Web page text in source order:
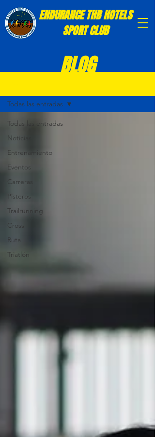
ENDURANCE THB HOTELS
SPORT CLUB
BLOG
Todas las entradas
Noticias
Entrenamiento
Eventos
Carreras
Pisteros
Trailrunning
Cross
Ruta
Triatlón
Todas las entradas